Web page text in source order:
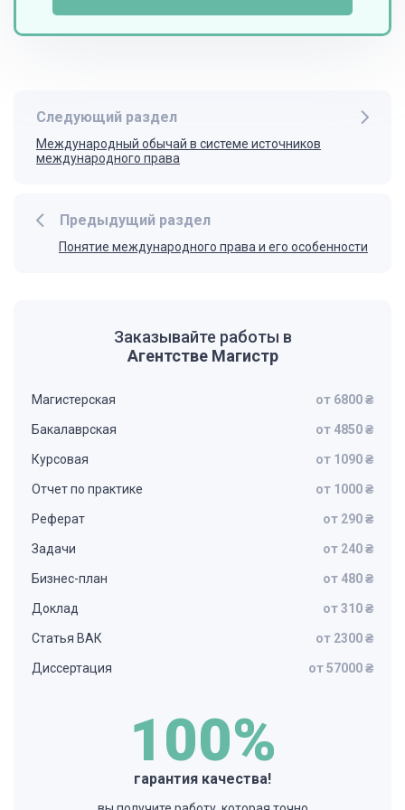
Предыдущий раздел
Понятие международного права и его особенности
Следующий раздел
Международный обычай в системе источников
международного права
Заказывайте работы в
Агентстве Магистр
Магистерская от 6800 ₴
Бакалаврская от 4850 ₴
Курсовая от 1090 ₴
Отчет по практике от 1000 ₴
Реферат от 290 ₴
Задачи от 240 ₴
Бизнес-план от 480 ₴
Доклад от 310 ₴
Статья ВАК от 2300 ₴
Диссертация от 57000 ₴
100%
гарантия качества!